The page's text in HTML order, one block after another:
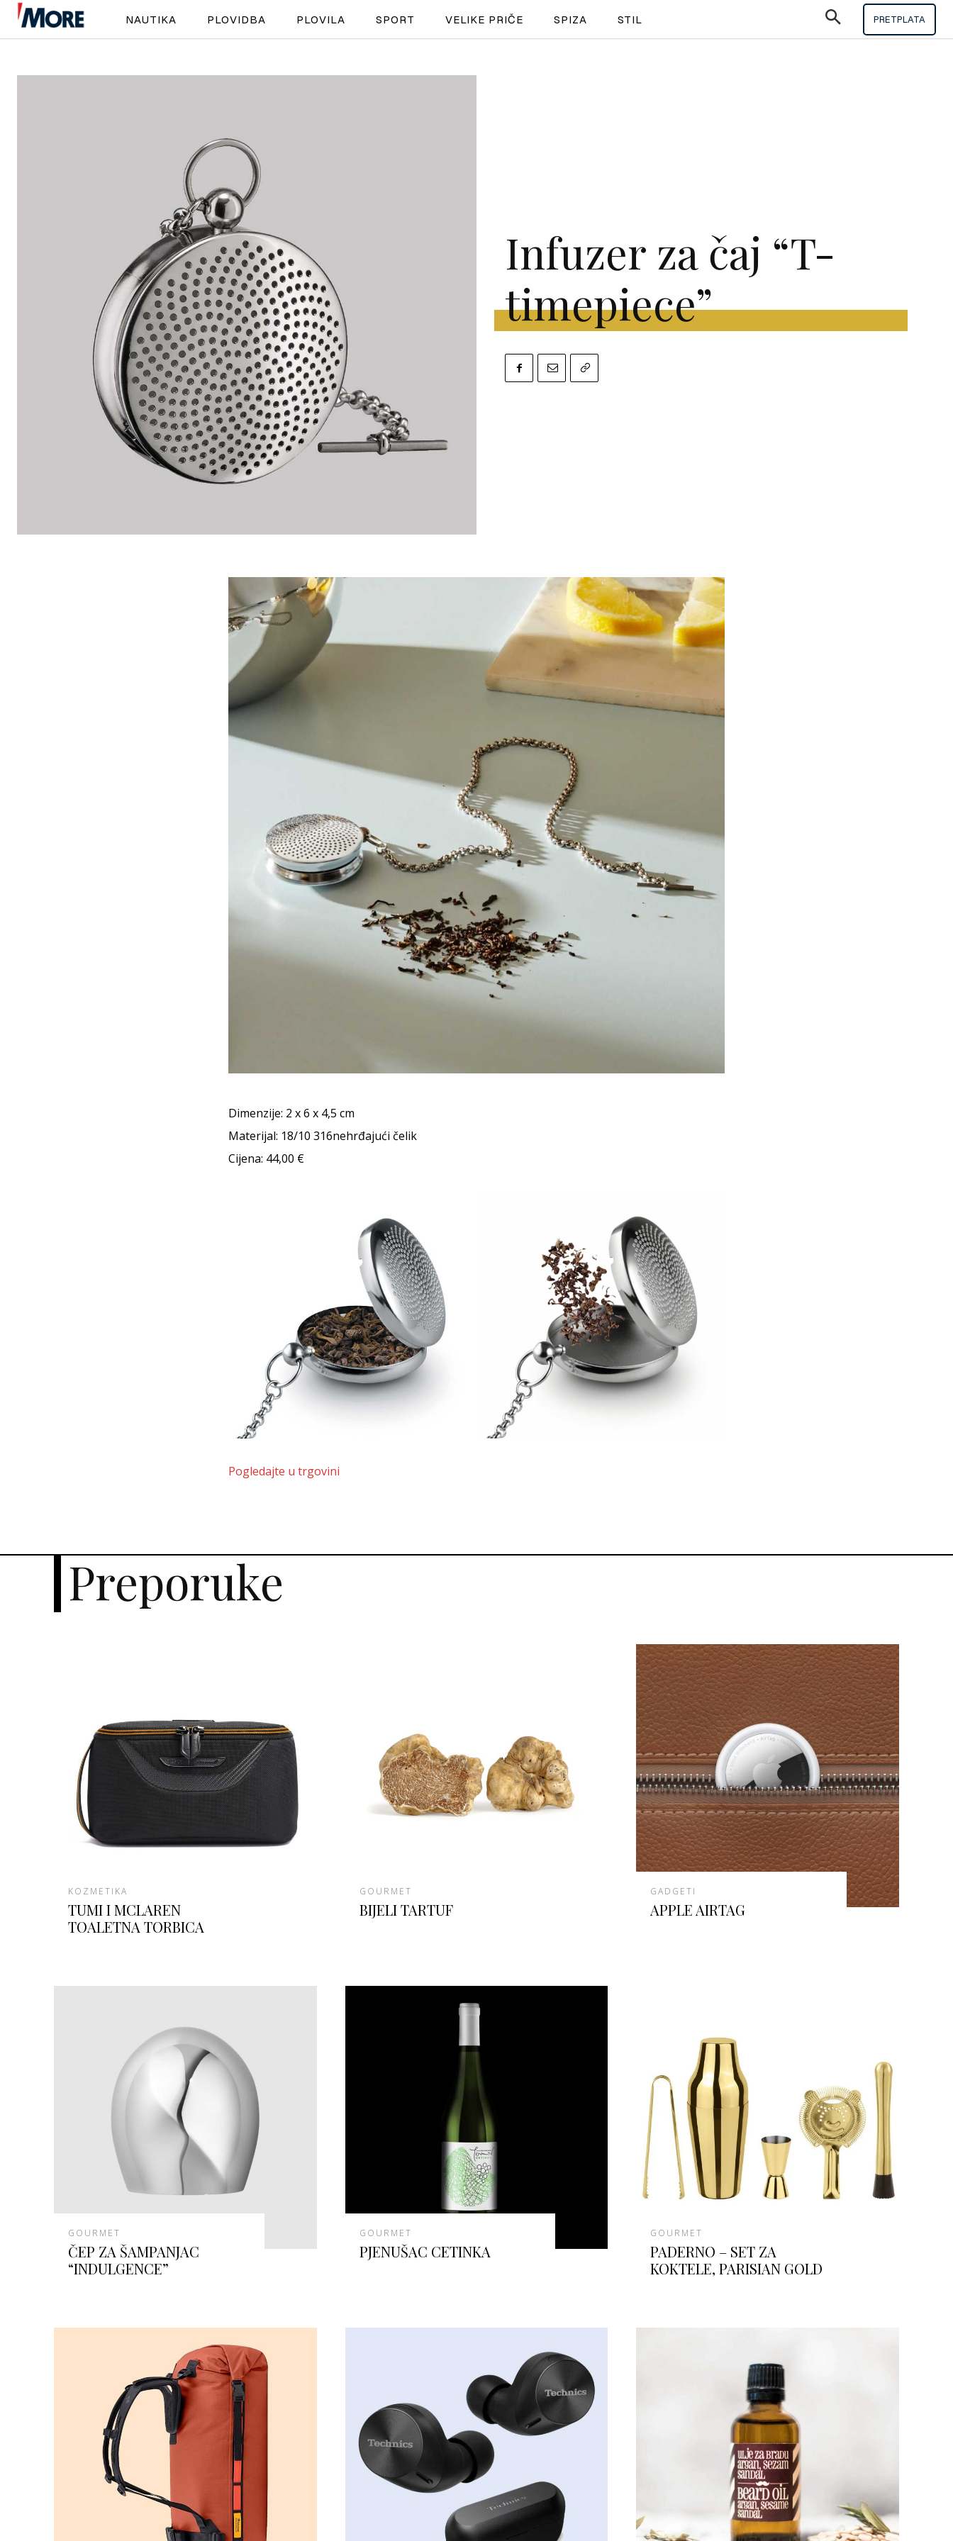
VELIKE PRIČE
SHOP
NAUTIKA PLOVIDBA PLOVILA SPORT VELIKE PRIČE SPIZA STIL PRETPLATA
Infuzer za čaj “T-
timepiece”
Dimenzije: 2 x 6 x 4,5 cm
Materijal: 18/10 316nehrđajući čelik
Cijena: 44,00 €
Pogledajte u trgovini
Preporuke
KOZMETIKA
TUMI I MCLAREN
TOALETNA TORBICA
GOURMET
BIJELI TARTUF
GADGETI
APPLE AIRTAG
GOURMET
ČEP ZA ŠAMPANJAC
“INDULGENCE”
GOURMET
PJENUŠAC CETINKA
GOURMET
PADERNO – SET ZA
KOKTELE, PARISIAN GOLD